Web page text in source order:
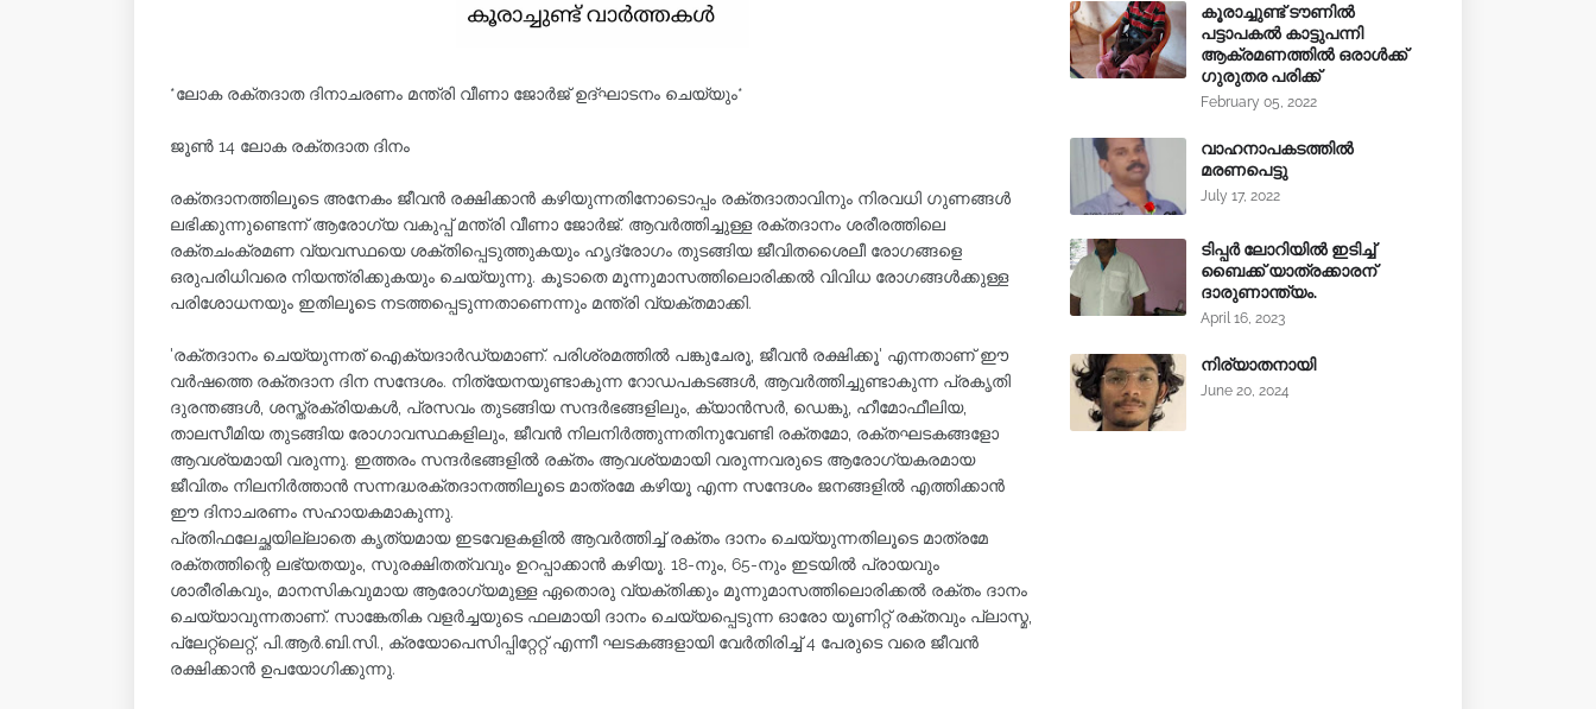
*ലോക രക്തദാത ദിനാചരണം മന്ത്രി വീണാ ജോർജ് ഉദ്ഘാടനം ചെയ്യും*
ജൂൺ 14 ലോക രക്തദാത ദിനം
രക്തദാനത്തിലൂടെ അനേകം ജീവൻ രക്ഷിക്കാൻ കഴിയുന്നതിനോടൊപ്പം രക്തദാതാവിനും നിരവധി ഗുണങ്ങൾ
ലഭിക്കുന്നുണ്ടെന്ന് ആരോഗ്യ വകുപ്പ് മന്ത്രി വീണാ ജോർജ്. ആവർത്തിച്ചുള്ള രക്തദാനം ശരീരത്തിലെ
രക്തചംക്രമണ വ്യവസ്ഥയെ ശക്തിപ്പെടുത്തുകയും ഹൃദ്രോഗം തുടങ്ങിയ ജീവിതശൈലീ രോഗങ്ങളെ
ഒരുപരിധിവരെ നിയന്ത്രിക്കുകയും ചെയ്യുന്നു. കൂടാതെ മൂന്നുമാസത്തിലൊരിക്കൽ വിവിധ രോഗങ്ങൾക്കുള്ള
പരിശോധനയും ഇതിലൂടെ നടത്തപ്പെടുന്നതാണെന്നും മന്ത്രി വ്യക്തമാക്കി.
'രക്തദാനം ചെയ്യുന്നത് ഐക്യദാർഡ്യമാണ്. പരിശ്രമത്തിൽ പങ്കുചേരൂ, ജീവൻ രക്ഷിക്കൂ' എന്നതാണ് ഈ
വർഷത്തെ രക്തദാന ദിന സന്ദേശം. നിത്യേനയുണ്ടാകുന്ന റോഡപകടങ്ങൾ, ആവർത്തിച്ചുണ്ടാകുന്ന പ്രകൃതി
ദുരന്തങ്ങൾ, ശസ്ത്രക്രിയകൾ, പ്രസവം തുടങ്ങിയ സന്ദർഭങ്ങളിലും, ക്യാൻസർ, ഡെങ്കു, ഹീമോഫീലിയ,
താലസീമിയ തുടങ്ങിയ രോഗാവസ്ഥകളിലും, ജീവൻ നിലനിർത്തുന്നതിനുവേണ്ടി രക്തമോ, രക്തഘടകങ്ങളോ
ആവശ്യമായി വരുന്നു. ഇത്തരം സന്ദർഭങ്ങളിൽ രക്തം ആവശ്യമായി വരുന്നവരുടെ ആരോഗ്യകരമായ
ജീവിതം നിലനിർത്താൻ സന്നദ്ധരക്തദാനത്തിലൂടെ മാത്രമേ കഴിയൂ എന്ന സന്ദേശം ജനങ്ങളിൽ എത്തിക്കാൻ
ഈ ദിനാചരണം സഹായകമാകുന്നു.
പ്രതിഫലേച്ഛയില്ലാതെ കൃത്യമായ ഇടവേളകളിൽ ആവർത്തിച്ച് രക്തം ദാനം ചെയ്യുന്നതിലൂടെ മാത്രമേ
രക്തത്തിന്റെ ലഭ്യതയും, സുരക്ഷിതത്വവും ഉറപ്പാക്കാൻ കഴിയൂ. 18-നും, 65-നും ഇടയിൽ പ്രായവും
ശാരീരികവും, മാനസികവുമായ ആരോഗ്യമുള്ള ഏതൊരു വ്യക്തിക്കും മൂന്നുമാസത്തിലൊരിക്കൽ രക്തം ദാനം
ചെയ്യാവുന്നതാണ്. സാങ്കേതിക വളർച്ചയുടെ ഫലമായി ദാനം ചെയ്യപ്പെടുന്ന ഓരോ യൂണിറ്റ് രക്തവും പ്ലാസ്മ,
പ്ലേറ്റ്ലെറ്റ്, പി.ആർ.ബി.സി., ക്രയോപെസിപ്പിറ്റേറ്റ് എന്നീ ഘടകങ്ങളായി വേർതിരിച്ച് 4 പേരുടെ വരെ ജീവൻ
രക്ഷിക്കാൻ ഉപയോഗിക്കുന്നു.
കൂരാച്ചുണ്ട് ടൗണിൽ
പട്ടാപകൽ കാട്ടുപന്നി
ആക്രമണത്തിൽ ഒരാൾക്ക്
ഗുരുതര പരിക്ക്
February 05, 2022
വാഹനാപകടത്തിൽ
മരണപെട്ടു
July 17, 2022
ടിപ്പർ ലോറിയിൽ ഇടിച്ച്
ബൈക്ക് യാത്രക്കാരന്
ദാരുണാന്ത്യം.
April 16, 2023
നിര്യാതനായി
June 20, 2024